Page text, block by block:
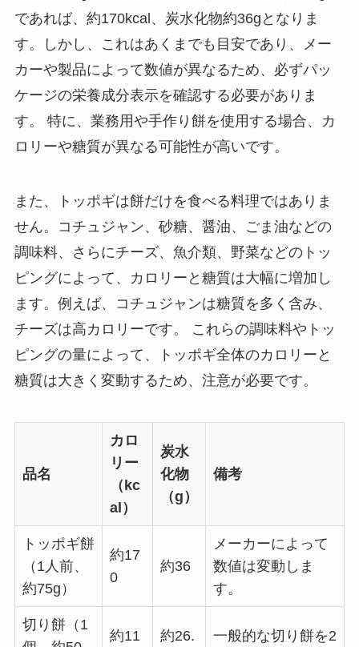
であれば、約170kcal、炭水化物約36gとなりま
す。しかし、これはあくまでも目安であり、メー
カーや製品によって数値が異なるため、必ずパッ
ケージの栄養成分表示を確認する必要がありま
す。 特に、業務用や手作り餅を使用する場合、カ
ロリーや糖質が異なる可能性が高いです。
また、トッポギは餅だけを食べる料理ではありま
せん。コチュジャン、砂糖、醤油、ごま油などの
調味料、さらにチーズ、魚介類、野菜などのトッ
ピングによって、カロリーと糖質は大幅に増加し
ます。例えば、コチュジャンは糖質を多く含み、
チーズは高カロリーです。 これらの調味料やトッ
ピングの量によって、トッポギ全体のカロリーと
糖質は大きく変動するため、注意が必要です。
品名
カロ
リー
（kc
al）
炭水
化物
（g）
備考
トッポギ餅
（1人前、
約75g）
約17
0
約36
メーカーによって
数値は変動しま
す。
切り餅（1
約11 約26. 一般的な切り餅を2